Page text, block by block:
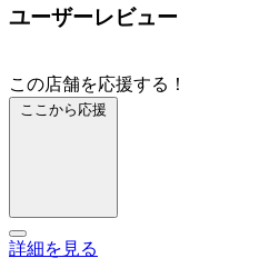
ユーザーレビュー
この店舗を応援する！
ここから応援
詳細を見る